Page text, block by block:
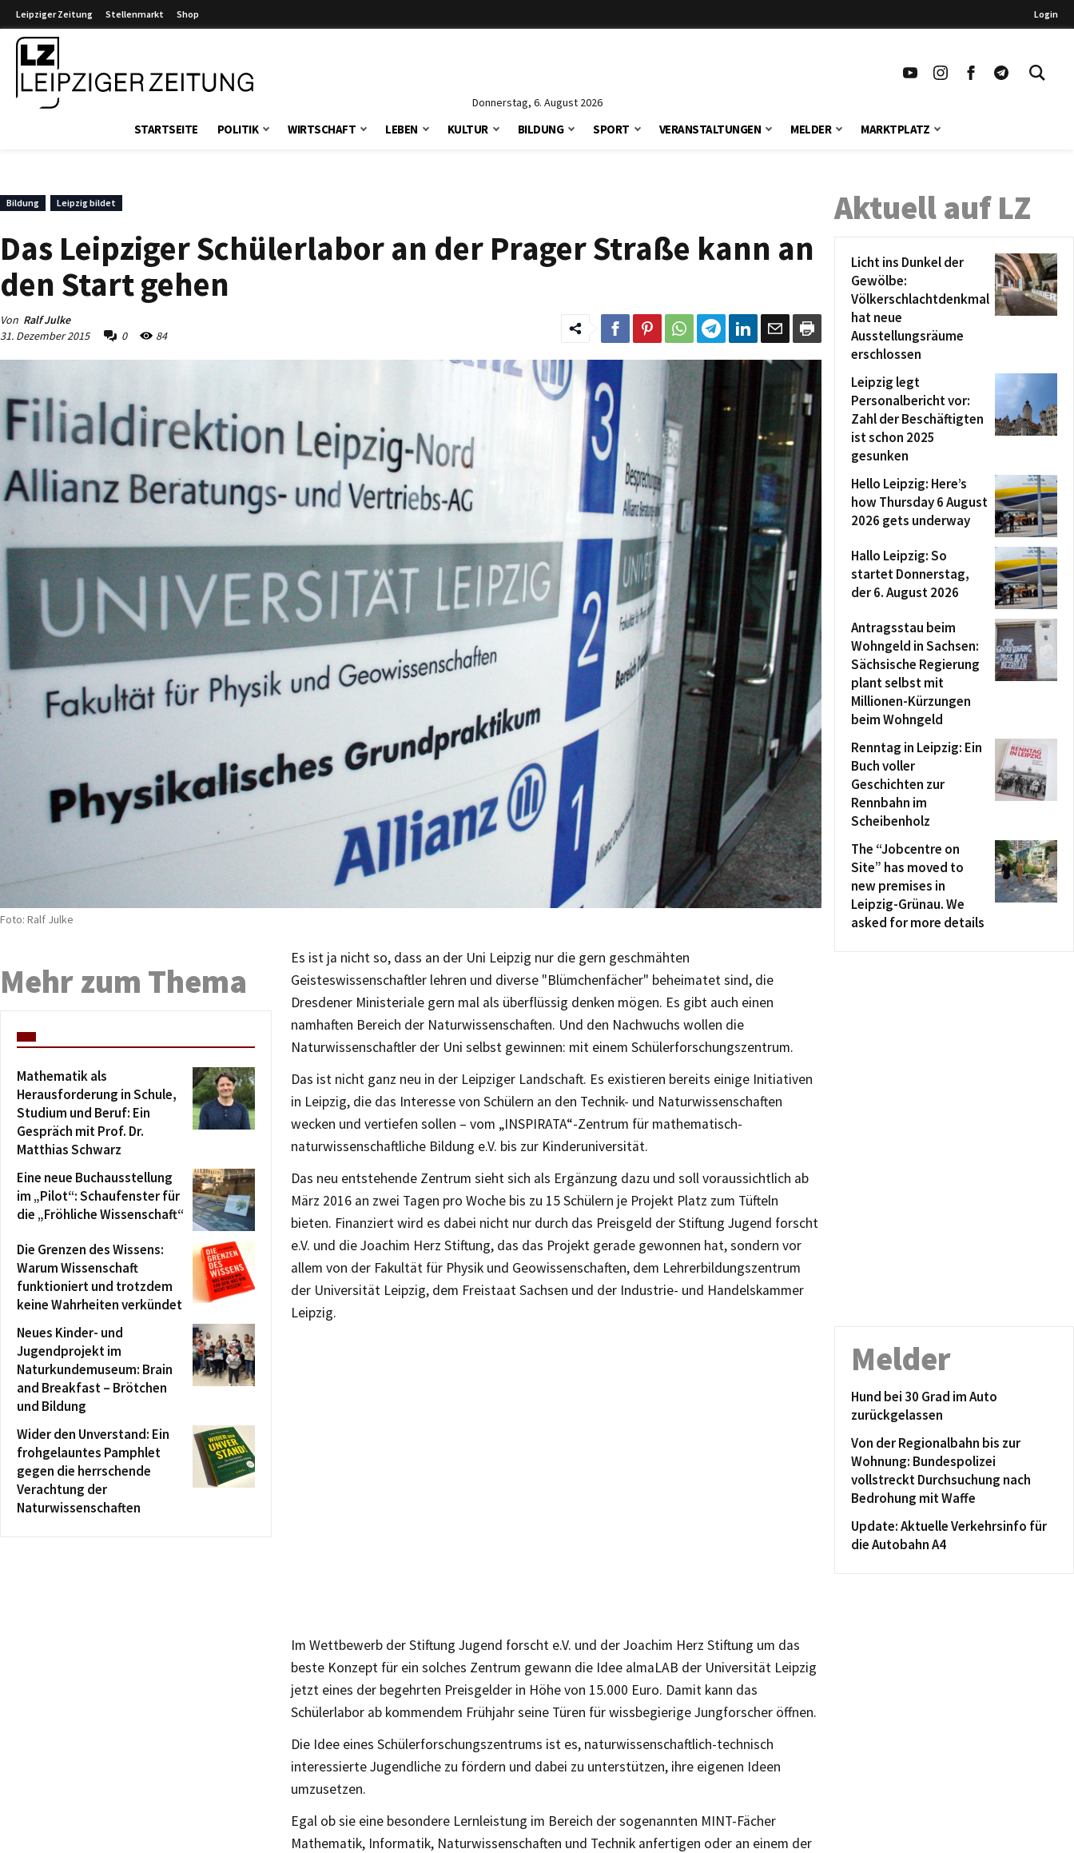
Leipziger Zeitung Stellenmarkt Shop Login
Donnerstag, 6. August 2026
STARTSEITE POLITIK WIRTSCHAFT LEBEN KULTUR BILDUNG SPORT VERANSTALTUNGEN MELDER MARKTPLATZ
Bildung Leipzig bildet
Das Leipziger Schülerlabor an der Prager Straße kann an
den Start gehen
Von Ralf Julke
31. Dezember 2015
0 84
Foto: Ralf Julke
Es ist ja nicht so, dass an der Uni Leipzig nur die gern geschmähten
Geisteswissenschaftler lehren und diverse "Blümchenfächer" beheimatet sind, die
Dresdener Ministeriale gern mal als überflüssig denken mögen. Es gibt auch einen
namhaften Bereich der Naturwissenschaften. Und den Nachwuchs wollen die
Naturwissenschaftler der Uni selbst gewinnen: mit einem Schülerforschungszentrum.
Das ist nicht ganz neu in der Leipziger Landschaft. Es existieren bereits einige Initiativen
in Leipzig, die das Interesse von Schülern an den Technik- und Naturwissenschaften
wecken und vertiefen sollen – vom „INSPIRATA“-Zentrum für mathematisch-
naturwissenschaftliche Bildung e.V. bis zur Kinderuniversität.
Das neu entstehende Zentrum sieht sich als Ergänzung dazu und soll voraussichtlich ab
März 2016 an zwei Tagen pro Woche bis zu 15 Schülern je Projekt Platz zum Tüfteln
bieten. Finanziert wird es dabei nicht nur durch das Preisgeld der Stiftung Jugend forscht
e.V. und die Joachim Herz Stiftung, das das Projekt gerade gewonnen hat, sondern vor
allem von der Fakultät für Physik und Geowissenschaften, dem Lehrerbildungszentrum
der Universität Leipzig, dem Freistaat Sachsen und der Industrie- und Handelskammer
Leipzig.
Im Wettbewerb der Stiftung Jugend forscht e.V. und der Joachim Herz Stiftung um das
beste Konzept für ein solches Zentrum gewann die Idee almaLAB der Universität Leipzig
jetzt eines der begehrten Preisgelder in Höhe von 15.000 Euro. Damit kann das
Schülerlabor ab kommendem Frühjahr seine Türen für wissbegierige Jungforscher öffnen.
Die Idee eines Schülerforschungszentrums ist es, naturwissenschaftlich-technisch
interessierte Jugendliche zu fördern und dabei zu unterstützen, ihre eigenen Ideen
umzusetzen.
Egal ob sie eine besondere Lernleistung im Bereich der sogenannten MINT-Fächer
Mathematik, Informatik, Naturwissenschaften und Technik anfertigen oder an einem der
Mehr zum Thema
Mathematik als
Herausforderung in Schule,
Studium und Beruf: Ein
Gespräch mit Prof. Dr.
Matthias Schwarz
Eine neue Buchausstellung
im „Pilot“: Schaufenster für
die „Fröhliche Wissenschaft“
Die Grenzen des Wissens:
Warum Wissenschaft
funktioniert und trotzdem
keine Wahrheiten verkündet
Neues Kinder- und
Jugendprojekt im
Naturkundemuseum: Brain
and Breakfast – Brötchen
und Bildung
Wider den Unverstand: Ein
frohgelauntes Pamphlet
gegen die herrschende
Verachtung der
Naturwissenschaften
Aktuell auf LZ
Licht ins Dunkel der
Gewölbe:
Völkerschlachtdenkmal
hat neue
Ausstellungsräume
erschlossen
Leipzig legt
Personalbericht vor:
Zahl der Beschäftigten
ist schon 2025
gesunken
Hello Leipzig: Here’s
how Thursday 6 August
2026 gets underway
Hallo Leipzig: So
startet Donnerstag,
der 6. August 2026
Antragsstau beim
Wohngeld in Sachsen:
Sächsische Regierung
plant selbst mit
Millionen-Kürzungen
beim Wohngeld
Renntag in Leipzig: Ein
Buch voller
Geschichten zur
Rennbahn im
Scheibenholz
The “Jobcentre on
Site” has moved to
new premises in
Leipzig-Grünau. We
asked for more details
Melder
Hund bei 30 Grad im Auto
zurückgelassen
Von der Regionalbahn bis zur
Wohnung: Bundespolizei
vollstreckt Durchsuchung nach
Bedrohung mit Waffe
Update: Aktuelle Verkehrsinfo für
die Autobahn A4